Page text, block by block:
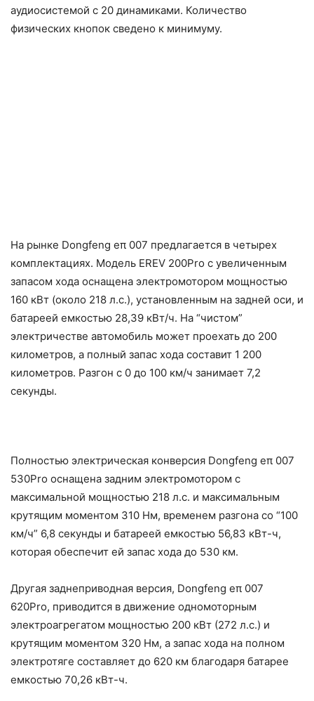
аудиосистемой с 20 динамиками. Количество
физических кнопок сведено к минимуму.
На рынке Dongfeng eπ 007 предлагается в четырех
комплектациях. Модель EREV 200Pro с увеличенным
запасом хода оснащена электромотором мощностью
160 кВт (около 218 л.с.), установленным на задней оси, и
батареей емкостью 28,39 кВт/ч. На “чистом”
электричестве автомобиль может проехать до 200
километров, а полный запас хода составит 1 200
километров. Разгон с 0 до 100 км/ч занимает 7,2
секунды.
Полностью электрическая конверсия Dongfeng eπ 007
530Pro оснащена задним электромотором с
максимальной мощностью 218 л.с. и максимальным
крутящим моментом 310 Нм, временем разгона со “100
км/ч” 6,8 секунды и батареей емкостью 56,83 кВт-ч,
которая обеспечит ей запас хода до 530 км.
Другая заднеприводная версия, Dongfeng eπ 007
620Pro, приводится в движение одномоторным
электроагрегатом мощностью 200 кВт (272 л.с.) и
крутящим моментом 320 Нм, а запас хода на полном
электротяге составляет до 620 км благодаря батарее
емкостью 70,26 кВт-ч.